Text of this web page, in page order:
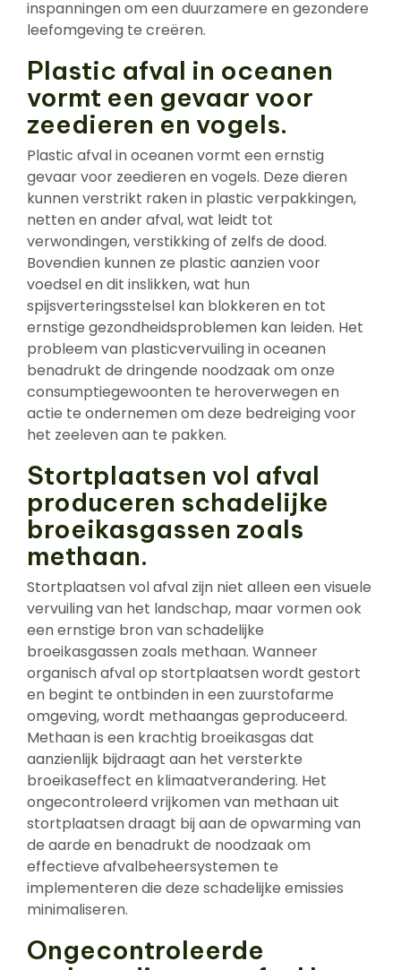
inspanningen om een duurzamere en gezondere
leefomgeving te creëren.
Plastic afval in oceanen
vormt een gevaar voor
zeedieren en vogels.
Plastic afval in oceanen vormt een ernstig
gevaar voor zeedieren en vogels. Deze dieren
kunnen verstrikt raken in plastic verpakkingen,
netten en ander afval, wat leidt tot
verwondingen, verstikking of zelfs de dood.
Bovendien kunnen ze plastic aanzien voor
voedsel en dit inslikken, wat hun
spijsverteringsstelsel kan blokkeren en tot
ernstige gezondheidsproblemen kan leiden. Het
probleem van plasticvervuiling in oceanen
benadrukt de dringende noodzaak om onze
consumptiegewoonten te heroverwegen en
actie te ondernemen om deze bedreiging voor
het zeeleven aan te pakken.
Stortplaatsen vol afval
produceren schadelijke
broeikasgassen zoals
methaan.
Stortplaatsen vol afval zijn niet alleen een visuele
vervuiling van het landschap, maar vormen ook
een ernstige bron van schadelijke
broeikasgassen zoals methaan. Wanneer
organisch afval op stortplaatsen wordt gestort
en begint te ontbinden in een zuurstofarme
omgeving, wordt methaangas geproduceerd.
Methaan is een krachtig broeikasgas dat
aanzienlijk bijdraagt aan het versterkte
broeikaseffect en klimaatverandering. Het
ongecontroleerd vrijkomen van methaan uit
stortplaatsen draagt bij aan de opwarming van
de aarde en benadrukt de noodzaak om
effectieve afvalbeheersystemen te
implementeren die deze schadelijke emissies
minimaliseren.
Ongecontroleerde